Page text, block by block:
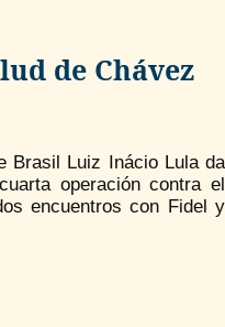
de Chávez
Brasil Luiz Inácio Lula da
operación contra el
encuentros con Fidel y